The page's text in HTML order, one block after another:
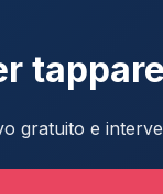
gratuito e